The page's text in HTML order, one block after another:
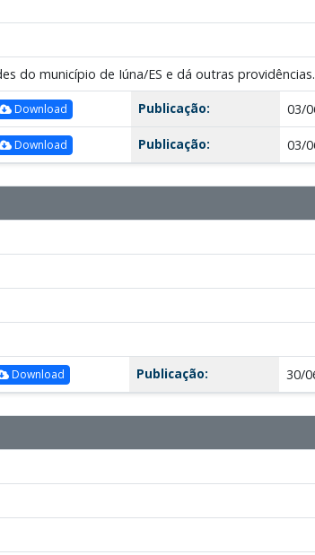
do município de Iúna/ES e dá outras providências.
Download Publicação: 03/
Download Publicação: 03/
Download Publicação: 30/